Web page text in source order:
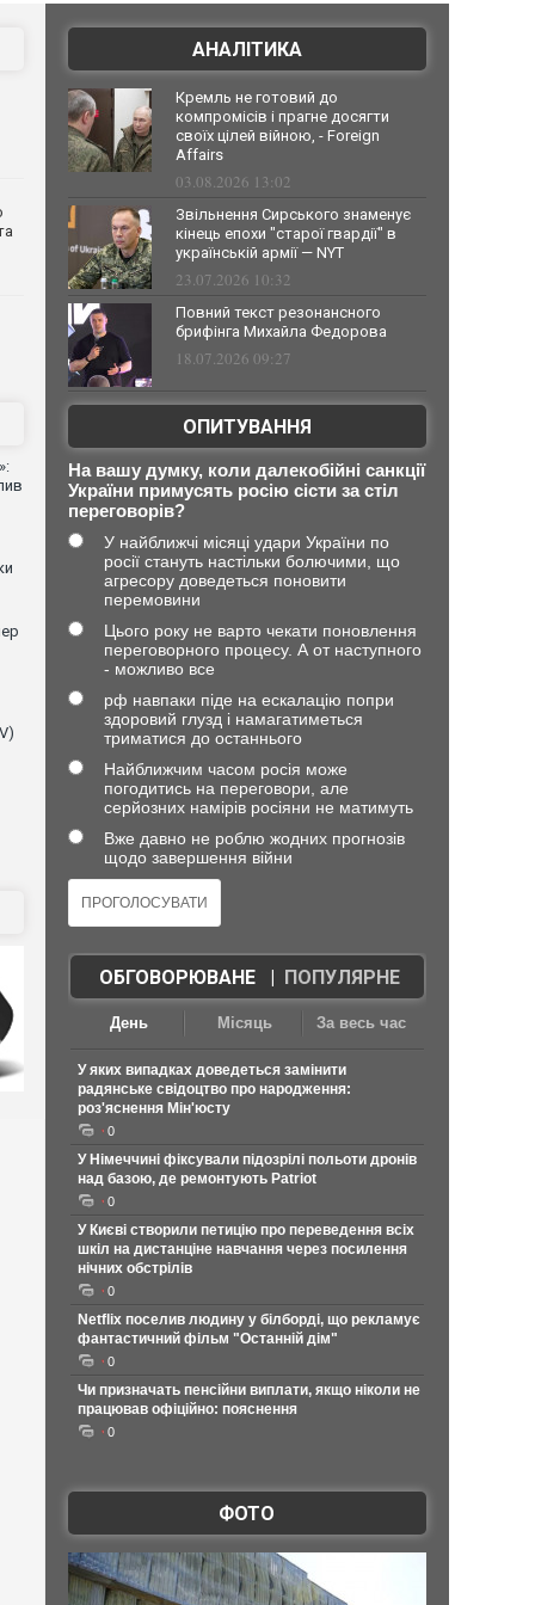
АНАЛІТИКА
Кремль не готовий до
компромісів і прагне досягти
своїх цілей війною, - Foreign
Affairs
03.08.2026 13:02
Звільнення Сирського знаменує
кінець епохи "старої гвардії" в
українській армії — NYT
23.07.2026 10:32
Повний текст резонансного
брифінга Михайла Федорова
18.07.2026 09:27
ОПИТУВАННЯ
На вашу думку, коли далекобійні санкції
України примусять росію сісти за стіл
переговорів?
У найближчі місяці удари України по
росії стануть настільки болючими, що
агресору доведеться поновити
перемовини
Цього року не варто чекати поновлення
переговорного процесу. А от наступного
- можливо все
рф навпаки піде на ескалацію попри
здоровий глузд і намагатиметься
триматися до останнього
Найближчим часом росія може
погодитись на переговори, але
серйозних намірів росіяни не матимуть
Вже давно не роблю жодних прогнозів
щодо завершення війни
ОБГОВОРЮВАНЕ| ПОПУЛЯРНЕ
День Місяць За весь час
У яких випадках доведеться замінити
радянське свідоцтво про народження:
роз'яснення Мін'юсту
0
У Німеччині фіксували підозрілі польоти дронів
над базою, де ремонтують Patriot
0
У Києві створили петицію про переведення всіх
шкіл на дистанціне навчання через посилення
нічних обстрілів
0
Netflix поселив людину у білборді, що рекламує
фантастичний фільм "Останній дім"
0
Чи призначать пенсійни виплати, якщо ніколи не
працював офіційно: пояснення
0
ФОТО